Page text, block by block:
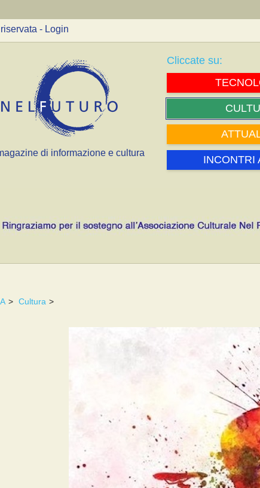
- Login
di informazione e cultura
Cliccate su:
INCONTRI
> Cultura >